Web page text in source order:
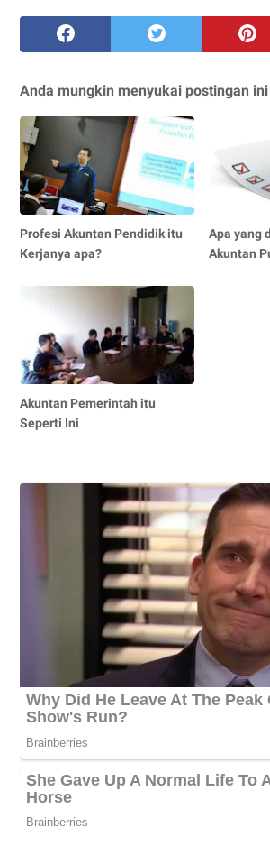
Anda mungkin menyukai postingan ini
Profesi Akuntan Pendidik itu
Kerjanya apa?
Apa yang
Akuntan
Akuntan Pemerintah itu
Seperti Ini